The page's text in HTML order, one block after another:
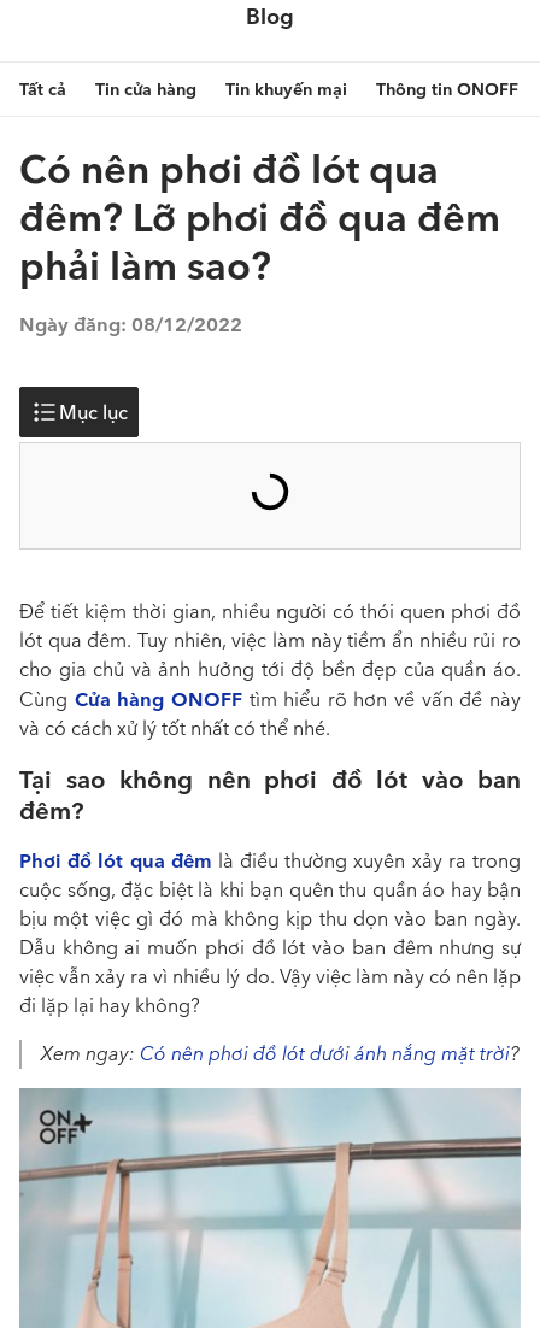
Blog
Tất cả Tin cửa hàng Tin khuyến mại Thông tin ONOFF
Có nên phơi đồ lót qua
đêm? Lỡ phơi đồ qua đêm
phải làm sao?
Ngày đăng: 08/12/2022
Mục lục
Để tiết kiệm thời gian, nhiều người có thói quen phơi đồ
lót qua đêm. Tuy nhiên, việc làm này tiềm ẩn nhiều rủi ro
cho gia chủ và ảnh hưởng tới độ bền đẹp của quần áo.
Cùng Cửa hàng ONOFFtìm hiểu rõ hơn về vấn đề này
và có cách xử lý tốt nhất có thể nhé.
Tại sao không nên phơi đồ lót vào ban
đêm?
Phơi đồ lót qua đêm là điều thường xuyên xảy ra trong
cuộc sống, đặc biệt là khi bạn quên thu quần áo hay bận
bịu một việc gì đó mà không kịp thu dọn vào ban ngày.
Dẫu không ai muốn phơi đồ lót vào ban đêm nhưng sự
việc vẫn xảy ra vì nhiều lý do. Vậy việc làm này có nên lặp
đi lặp lại hay không?
Xem ngay: Có nên phơi đồ lót dưới ánh nắng mặt trời?